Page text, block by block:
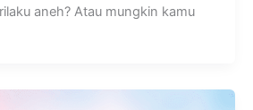
aneh? Atau mungkin kamu